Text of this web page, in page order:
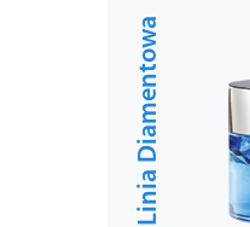
Linia Diamentowa